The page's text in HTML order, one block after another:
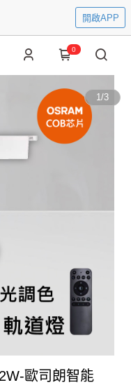
開啟APP
0
1/3
歐司朗智能